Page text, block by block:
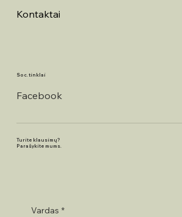
Kontaktai
Soc. tinklai
Facebook
Turite klausimų?
Parašykite mums.
Vardas *